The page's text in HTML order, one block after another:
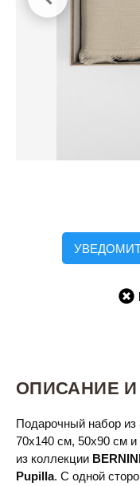
ОПИСАНИЕ
Подарочный набор
70х140 см, 50х90 см
из коллекции
Pupilla. С одной